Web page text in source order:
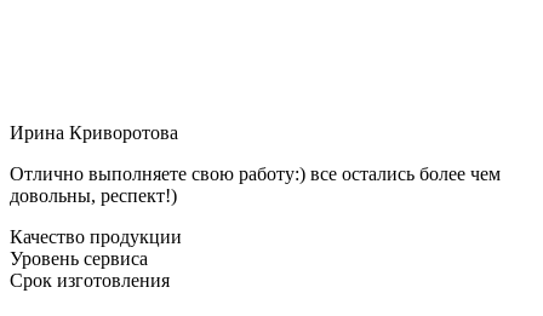
Ирина Криворотова
Отлично выполняете свою работу:) все остались более чем
довольны, респект!)
Качество продукции
Уровень сервиса
Срок изготовления